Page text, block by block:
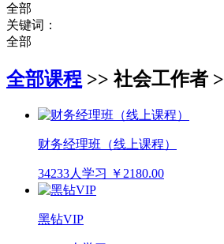
全部
关键词：
全部
全部课程 >> 社会工作者
财务经理班（线上课程）
34233人学习 ￥2180.00
黑钻VIP